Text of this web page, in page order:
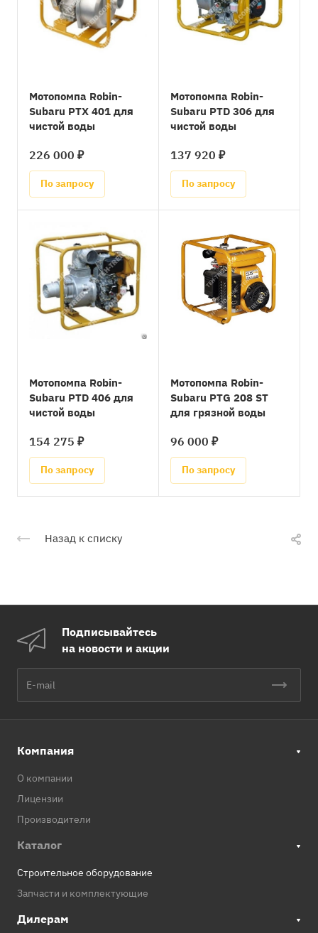
Мотопомпа Robin-
Subaru PTX 401 для
чистой воды
226 000 ₽
По запросу
Мотопомпа Robin-
Subaru PTD 306 для
чистой воды
137 920 ₽
По запросу
Мотопомпа Robin-
Subaru PTD 406 для
чистой воды
154 275 ₽
По запросу
Мотопомпа Robin-
Subaru PTG 208 ST
для грязной воды
96 000 ₽
По запросу
Назад к списку
Подписывайтесь
на новости и акции
Компания
О компании
Лицензии
Производители
Каталог
Строительное оборудование
Запчасти и комплектующие
Дилерам